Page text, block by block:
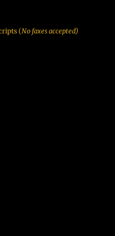
(No faxes accepted)